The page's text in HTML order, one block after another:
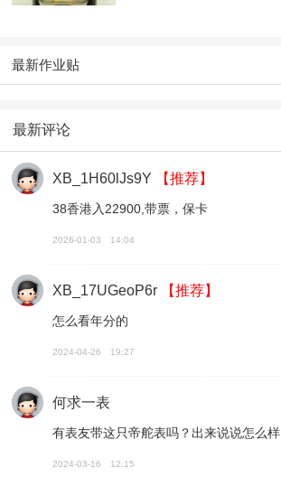
最新作业贴
最新评论
XB_1H60lJs9Y 【推荐】
38香港入22900,带票，保卡
2026-01-03 14:04
XB_17UGeoP6r 【推荐】
怎么看年分的
2024-04-26 19:27
何求一表
有表友带这只帝舵表吗？出来说说怎么样
2024-03-16 12:15